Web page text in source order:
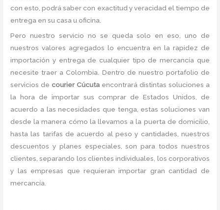
con esto, podrá saber con exactitud y veracidad el tiempo de
entrega en su casa u oficina.
Pero nuestro servicio no se queda solo en eso, uno de
nuestros valores agregados lo encuentra en la rapidez de
importación y entrega de cualquier tipo de mercancía que
necesite traer a Colombia. Dentro de nuestro portafolio de
servicios de courier Cúcuta encontrará distintas soluciones a
la hora de importar sus comprar de Estados Unidos, de
acuerdo a las necesidades que tenga, estas soluciones van
desde la manera cómo la llevamos a la puerta de domicilio,
hasta las tarifas de acuerdo al peso y cantidades, nuestros
descuentos y planes especiales, son para todos nuestros
clientes, separando los clientes individuales, los corporativos
y las empresas que requieran importar gran cantidad de
mercancía.